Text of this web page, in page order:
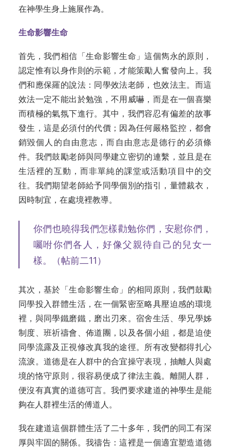
在神學生身上施展作為。
生命影響生命
首先，我們相信「生命影響生命」這個雋永的原則，
認定惟有以身作則的示範，才能策勵人奮發向上。我
們和應保羅的說法：同學效法老師，也效法主。而這
效法一定不能出於勉強，不用威嚇，而是在一個喜樂
而積極的氣氛下進行。其中，我們容忍有偏差的故事
發生，這是必須付的代價；因為任何嚴格監控，都會
銷毀個人的自由意志，而自由意志是德行的必須條
件。我們鼓勵老師與同學建立密切的連繫，並且是在
生活裡的互動，而非單純的課堂或活動項目中的交
往。我們期望老師給予同學個別的指引，量體裁衣，
因時制宜，在處境裡教導。
你們也曉得我們怎樣勸勉你們，安慰你們，
囑咐你們各人，好像父親待自己的兒女一
樣。（帖前二11）
其次，基於「生命影響生命」的相同原則，我們鼓勵
同學投入群體生活，在一個緊密至略具壓迫感的環境
裡，與同學鐵磨鐵，磨出刃來。宿舍生活、學兄學姊
制度、班祈禱會、佈道團，以及各個小組，都是迫使
同學流露及正視修改真我的途徑。所有改變都得扎心
流淚。道德是在人群中的合宜操守表現，抽離人與處
境的恪守原則，很容易便成了律法主義。離開人群，
便沒有真實的道德可言。我們要求建道的神學生是能
夠在人群裡生活的傅道人。
我在建道這個群體生活了二十多年，我們的同工有深
厚與牢固的關係。我禱告：這裡是一個適宜塑造道德